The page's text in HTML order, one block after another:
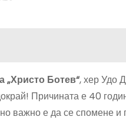
„Христо Ботев“, хер Удо
Причината е 40
важно е да се спомене